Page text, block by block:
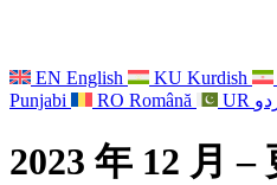
EN English KU Kurdish
Punjabi
RO Română UR
2023 年 12 月